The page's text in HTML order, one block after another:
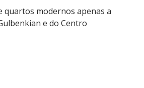
quartos modernos apenas a
e do Centro